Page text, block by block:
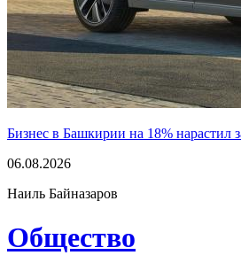
Бизнес в Башкирии на 18% нарастил
06.08.2026
Наиль Байназаров
Общество